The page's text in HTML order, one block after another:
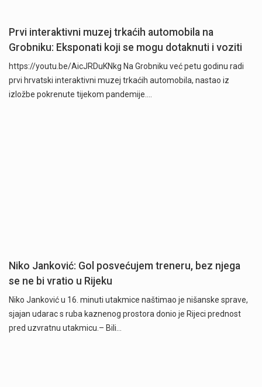
Prvi interaktivni muzej trkaćih automobila na
Grobniku: Eksponati koji se mogu dotaknuti i voziti
https://youtu.be/AicJRDuKNkg Na Grobniku već petu godinu radi
prvi hrvatski interaktivni muzej trkaćih automobila, nastao iz
izložbe pokrenute tijekom pandemije.…
Niko Janković: Gol posvećujem treneru, bez njega
se ne bi vratio u Rijeku
Niko Janković u 16. minuti utakmice naštimao je nišanske sprave,
sjajan udarac s ruba kaznenog prostora donio je Rijeci prednost
pred uzvratnu utakmicu.– Bili…